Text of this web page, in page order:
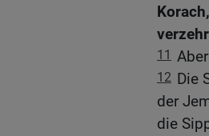
11
12 Die
der
die